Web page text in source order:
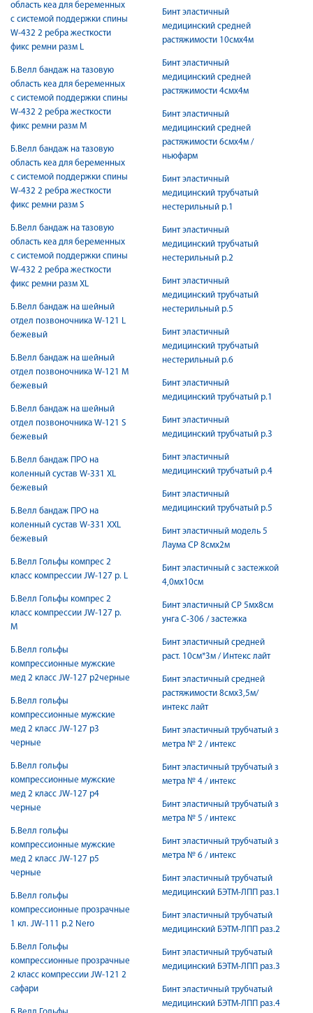
область кеа для беременных
с системой поддержки спины
W-432 2 ребра жесткости
фикс ремни разм L
Б.Велл бандаж на тазовую
область кеа для беременных
с системой поддержки спины
W-432 2 ребра жесткости
фикс ремни разм M
Б.Велл бандаж на тазовую
область кеа для беременных
с системой поддержки спины
W-432 2 ребра жесткости
фикс ремни разм S
Б.Велл бандаж на тазовую
область кеа для беременных
с системой поддержки спины
W-432 2 ребра жесткости
фикс ремни разм XL
Б.Велл бандаж на шейный
отдел позвоночника W-121 L
бежевый
Б.Велл бандаж на шейный
отдел позвоночника W-121 M
бежевый
Б.Велл бандаж на шейный
отдел позвоночника W-121 S
бежевый
Б.Велл бандаж ПРО на
коленный сустав W-331 XL
бежевый
Б.Велл бандаж ПРО на
коленный сустав W-331 XXL
бежевый
Б.Велл Гольфы компрес 2
класс компрессии JW-127 р. L
Б.Велл Гольфы компрес 2
класс компрессии JW-127 р.
M
Б.Велл гольфы
компрессионные мужские
мед 2 класс JW-127 р2черные
Б.Велл гольфы
компрессионные мужские
мед 2 класс JW-127 р3
черные
Б.Велл гольфы
компрессионные мужские
мед 2 класс JW-127 р4
черные
Б.Велл гольфы
компрессионные мужские
мед 2 класс JW-127 р5
черные
Б.Велл гольфы
компрессионные прозрачные
1 кл. JW-111 р.2 Nero
Б.Велл Гольфы
компрессионные прозрачные
2 класс компрессии JW-121 2
сафари
Бинт эластичный
медицинский средней
растяжимости 10смх4м
Бинт эластичный
медицинский средней
растяжимости 4смх4м
Бинт эластичный
медицинский средней
растяжимости 6смх4м /
ньюфарм
Бинт эластичный
медицинский трубчатый
нестерильный р.1
Бинт эластичный
медицинский трубчатый
нестерильный р.2
Бинт эластичный
медицинский трубчатый
нестерильный р.5
Бинт эластичный
медицинский трубчатый
нестерильный р.6
Бинт эластичный
медицинский трубчатый р.1
Бинт эластичный
медицинский трубчатый р.3
Бинт эластичный
медицинский трубчатый р.4
Бинт эластичный
медицинский трубчатый р.5
Бинт эластичный модель 5
Лаума СР 8смх2м
Бинт эластичный с застежкой
4,0мх10см
Бинт эластичный СР 5мх8см
унга С-306 / застежка
Бинт эластичный средней
раст. 10см*3м / Интекс лайт
Бинт эластичный средней
растяжимости 8смх3,5м/
интекс лайт
Бинт эластичный трубчатый з
метра № 2 / интекс
Бинт эластичный трубчатый з
метра № 4 / интекс
Бинт эластичный трубчатый з
метра № 5 / интекс
Бинт эластичный трубчатый з
метра № 6 / интекс
Бинт эластичный трубчатый
медицинский БЭТМ-ЛПП раз.1
Бинт эластичный трубчатый
медицинский БЭТМ-ЛПП раз.2
Бинт эластичный трубчатый
медицинский БЭТМ-ЛПП раз.3
Бинт эластичный трубчатый
медицинский БЭТМ-ЛПП раз.4